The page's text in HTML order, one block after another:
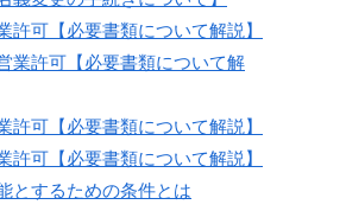
許可【必要書類について解説】
業許可【必要書類について解
許可【必要書類について解説】
許可【必要書類について解説】
とするための条件とは